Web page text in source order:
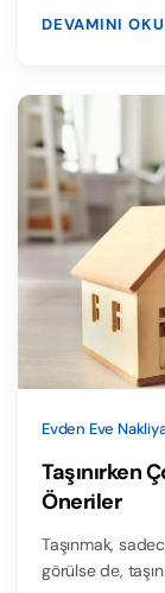
DEVAMINI
Evden Eve
Taşınırken
Öneriler
Taşınmak,
görülse de,